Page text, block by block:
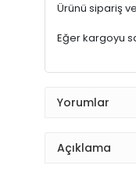
Ürünü sipariş
Eğer kargoyu
Yorumlar
Açıklama